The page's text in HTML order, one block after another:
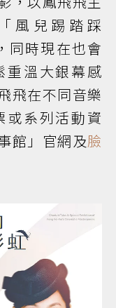
風兒踢踏踩
同時現在也會
重溫大銀幕感
飛在不同音樂
或系列活動資
館」官網及臉